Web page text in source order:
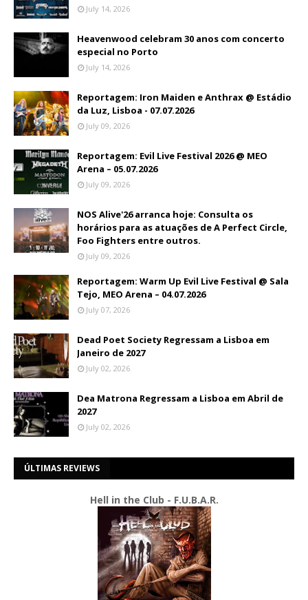
July 14, 2026
Heavenwood celebram 30 anos com concerto
especial no Porto
July 14, 2026
Reportagem: Iron Maiden e Anthrax @ Estádio
da Luz, Lisboa - 07.07.2026
July 09, 2026
Reportagem: Evil Live Festival 2026 @ MEO
Arena – 05.07.2026
July 09, 2026
NOS Alive'26 arranca hoje: Consulta os
horários para as atuações de A Perfect Circle,
Foo Fighters entre outros.
July 09, 2026
Reportagem: Warm Up Evil Live Festival @ Sala
Tejo, MEO Arena – 04.07.2026
July 07, 2026
Dead Poet Society Regressam a Lisboa em
Janeiro de 2027
July 02, 2026
Dea Matrona Regressam a Lisboa em Abril de
2027
July 02, 2026
ÚLTIMAS REVIEWS
Hell in the Club - F.U.B.A.R.